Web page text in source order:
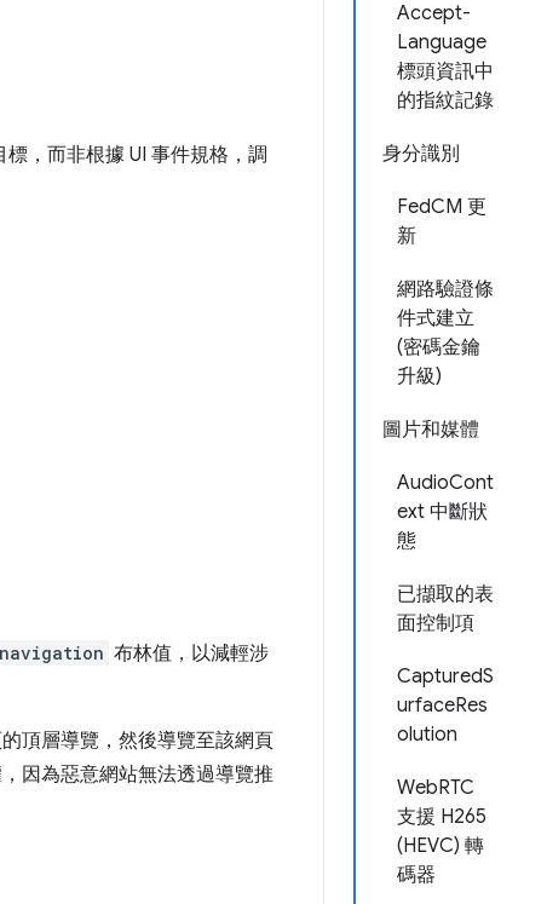
Accept-
Language
標頭資訊中
的指紋記錄
身分識別
FedCM 更
新
網路驗證條
件式建立
(密碼金鑰
升級)
圖片和媒體
AudioCont
ext 中斷狀
態
已擷取的表
面控制項
CapturedS
urfaceRes
olution
WebRTC
支援 H265
(HEVC) 轉
碼器
，而非根據 UI 事件規格，調
布林值，以減輕涉
頂層導覽，然後導覽至該網頁
因為惡意網站無法透過導覽推